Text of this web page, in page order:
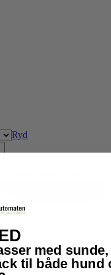
Ryd
med sunde,
til både hund